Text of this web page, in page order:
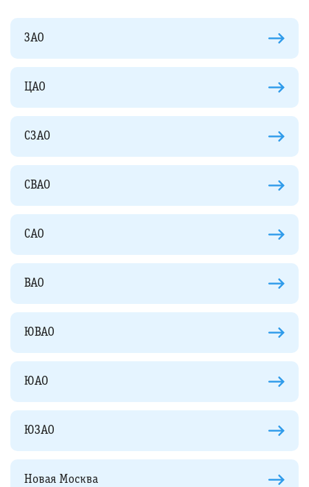
ЗАО
ЦАО
СЗАО
СВАО
САО
ВАО
ЮВАО
ЮАО
ЮЗАО
Новая Москва